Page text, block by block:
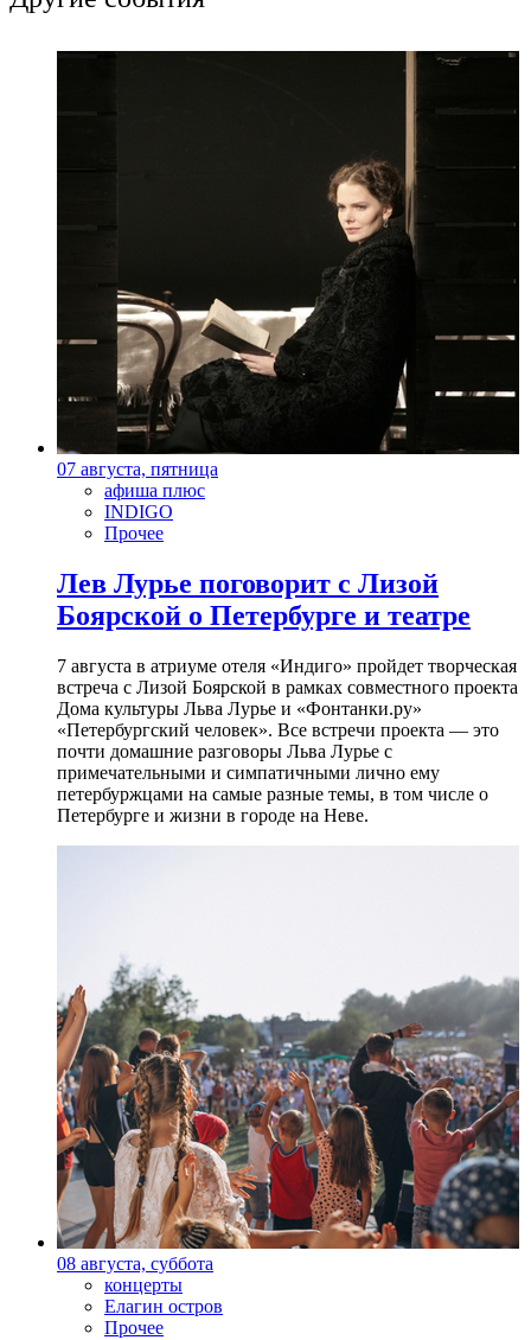
07 августа, пятница
афиша плюс
INDIGO
Прочее
Лев Лурье поговорит с Лизой
Боярской о Петербурге и театре
7 августа в атриуме отеля «Индиго» пройдет творческая
встреча с Лизой Боярской в рамках совместного проекта
Дома культуры Льва Лурье и «Фонтанки.ру»
«Петербургский человек». Все встречи проекта — это
почти домашние разговоры Льва Лурье с
примечательными и симпатичными лично ему
петербуржцами на самые разные темы, в том числе о
Петербурге и жизни в городе на Неве.
08 августа, суббота
концерты
Елагин остров
Прочее